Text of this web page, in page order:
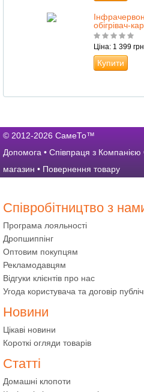
обігрівач-
Ціна: 1 399
Купити
© 2012-2026 СамеТо™
Допомога • Співпраця з
магазин • Повернення товару
Співробітництво з
Програма лояльності
Дропшиппінг
Оптовим покупцям
Рекламодавцям
Відгуки клієнтів про нас
Угода користувача та договір
Новини
Цікаві новини
Короткі огляди товарів
Статті
Домашні клопоти